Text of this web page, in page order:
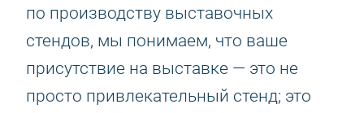
по производству выставочных
стендов, мы понимаем, что ваше
присутствие на выставке — это не
просто привлекательный стенд; это